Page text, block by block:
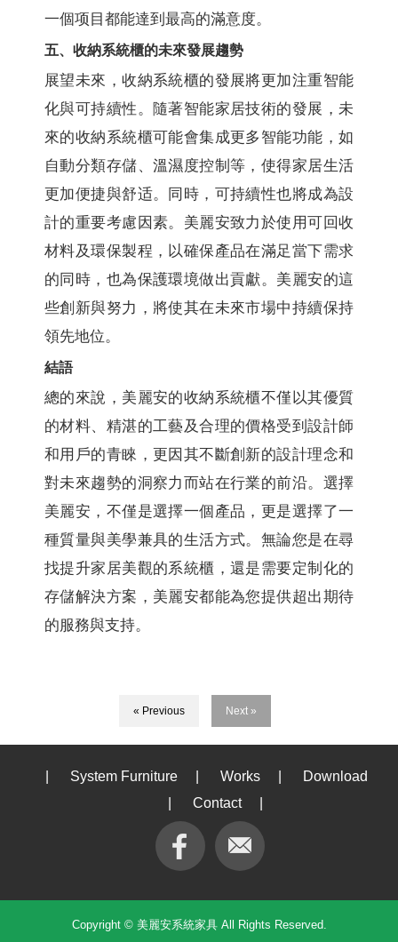
一個项目都能達到最高的滿意度。
五、收納系統櫃的未來發展趨勢
展望未來，收納系統櫃的發展將更加注重智能
化與可持續性。隨著智能家居技術的發展，未
來的收納系統櫃可能會集成更多智能功能，如
自動分類存儲、溫濕度控制等，使得家居生活
更加便捷與舒适。同時，可持續性也將成為設
計的重要考慮因素。美麗安致力於使用可回收
材料及環保製程，以確保產品在滿足當下需求
的同時，也為保護環境做出貢獻。美麗安的這
些創新與努力，將使其在未來市場中持續保持
領先地位。
結語
總的來說，美麗安的收納系統櫃不僅以其優質
的材料、精湛的工藝及合理的價格受到設計師
和用戶的青睞，更因其不斷創新的設計理念和
對未來趨勢的洞察力而站在行業的前沿。選擇
美麗安，不僅是選擇一個產品，更是選擇了一
種質量與美學兼具的生活方式。無論您是在尋
找提升家居美觀的系統櫃，還是需要定制化的
存儲解決方案，美麗安都能為您提供超出期待
的服務與支持。
« Previous Next »
System Furniture Works
Download
Contact
Copyright © 美麗安系統家具 All Rights Reserved.